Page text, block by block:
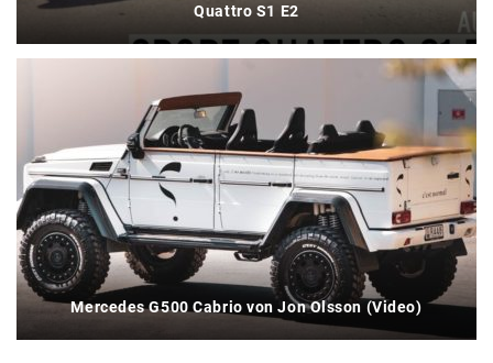
Quattro S1 E2
Mercedes G500 Cabrio von Jon Olsson (Video)